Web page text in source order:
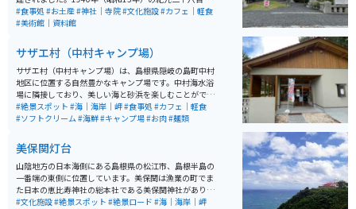
記念事業の一環として建設が始まり、1943年には県社に
指定されています。 後鳥羽天皇を主祭神としており、学
と呼ばれる独自の建築様式の社殿が特徴で、約5.6万平方
メートルの広大な境内には桜並木があり、春には美しい
花が咲き誇ります。毎年4月14日と10月14日に例大祭が
行われ、多くの参拝者が訪れる隠岐の代表的な神社で
す。
#食事処 #お土産#神社｜寺院#文化施設#カフェ｜軽食
#美術館｜資料館
サザエ村（中村キャンプ場）
サザエ村（中村キャンプ場）は、島根県隠岐の島町中村
地区に位置する自然豊かなキャンプ場です。中村海水浴
場に隣接しており、美しい海と砂浜を楽しむことができ
ます。キャンプ場には約50張のテントスペースがあり、
水道やトイレ、シャワーなどの設備が整っています。 名
設され、地元の海産物を味わうことができます。また、
海水浴や観光船での白島崎やよろい岩めぐりも楽しめる
ため、アウトドアを満喫するのに最適なスポットです。
隠岐の自然と食を同時に堪能できるため、観光客にも人
気があります。
#絶景スポット #海｜海岸｜岬#食事処 #カフェ｜軽食
#ソフトクリーム#海鮮#キャンプ場#お肉#麺類
美保関灯台
山陰地方の日本海側にある島根県の松江市、島根半島の
一番端の東側に位置しています。美保関は漁業の町でま
た日本の恵比寿神社の総本社である美保関神社がありま
す。美保関灯台は日本で一番古い灯台と呼ばれていま
#文化施設#絶景スポット #絶景ロード #海｜海岸｜岬